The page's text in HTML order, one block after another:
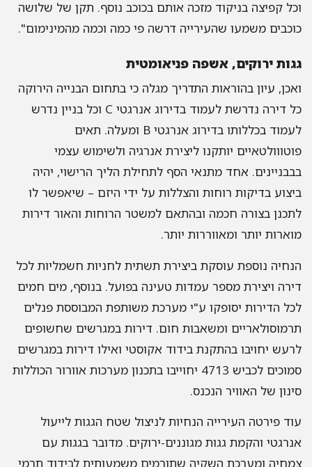
וכל קפיצה בניקוד מזכה אותם בכוכב נוסף. תקן של שלושה
כוכבים משמעו שהעירייה דרשה פי כמה וכמה מהמינימום".
גגות ירוקים, אשפה פניאומטית
ואכן, עיון בהוראות התדריך מגלה כי בתחום הבנייה הירוקה
כל דירה נדרשת לעמוד בדירוג אנרגטי C וכל בניין נדרש
לעמוד בכללותו בדירוג אנרגטי B ומעלה. תאים
פוטווולטאיים יותקנו ליצירת אנרגיה ולשימוש עצמי
בבבניינים. אחד מתנאי הסף לתחילת הליך הרישוי, יהיה
ביצוע בדיקות רוחות והצללות על ידי היזם – שיאפשר לו
לתכנן בצורה חכמה ובהתאם למשטר הרוחות והאור דירות
מוארות יותר ומאווררות יותר.
הנחיה נוספת עוסקת ביצירת תשתית לחניות חשמליות לכל
דירה ויצירת מספר עמדות טעינה בפועל. בנוסף, מים חמים
לכל הדירות יסופקו ע"י מערכת משותפת המבוססת פנלים
תרמוסולאריים ומשאבות חום. דירות במגרשים שחשופים
לרעש יחויבו בהתקנת בידוד אקוסטי ואילו דירות במגרשים
סמוכים לכביש 4713 יחוייבו בתכנון מערכות אוורור הכוללות
סינון של האוויר הנכנס.
עוד פירטה העירייה הנחיות לניצול שטח הגגות לייעול
אנרגטי והקמת גגות מגוננים-ירוקים. מדובר בגגות עם
צמחיה ומערכת השקיה שתורמים משמעותית לבידוד תרמי